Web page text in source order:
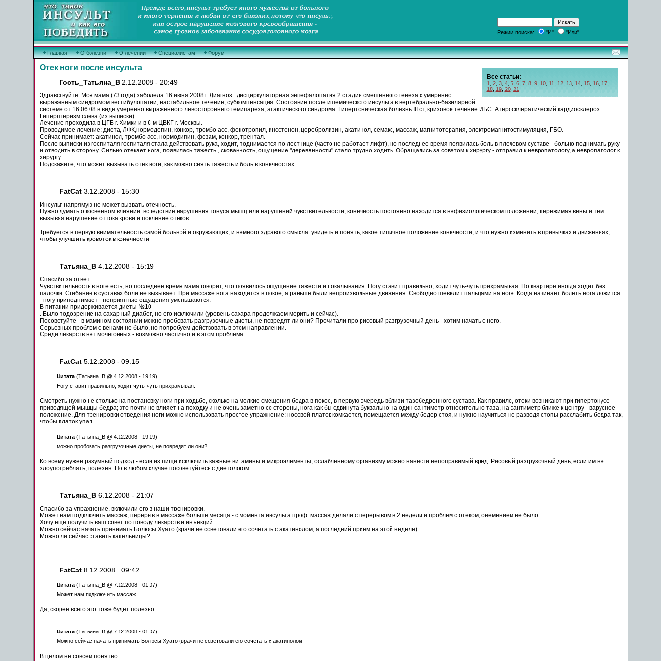
Режим поиска: "И" "Или"
Главная О болезни О лечении Специалистам Форум
Все статьи:
1 2, 3, 4, 5, 6, 7, 8, 9, 10, 11 12, 13, 14, 15, 16, 17,
18, 19, 20, 21
Отек ноги после инсульта
Гость_Татьяна_В2.12.2008 - 20:49
Здравствуйте. Моя мама (73 года) заболела 16 июня 2008 г. Диагноз : дисциркуляторная энцефалопатия 2 стадии смешенного генеза с умеренно
выраженным синдромом вестибулопатии, настабильное течение, субкомпенсация. Состояние после ишемического инсультав вертебрально-базилярной
системе от 16.06.08 в виде умеренно выраженного левостороннего гемипареза, атактического синдрома. Гипертоническая болезнь III ст, кризовое течение ИБС. Атеросклератический кардиосклероз.
Гиперптеризм слева.(из выписки)
Лечение проходила в ЦГБ г. Химки и в 6-м ЦВКГ г. Москвы.
Проводимое лечение: диета, ЛФК,нормодепин, конкор, тромбоасс, фенотропил, инсстенон, церебролизин, акатинол, семакс, массаж, магнитотерапия, электромагнитостимуляция, ГБО.
Сейчас принимает: акатинол, тромбоасс, нормодипин, фезам, конкор, трентал.
После выписки из госпиталя госпиталя сталадействовать рука, ходит, поднимается по лестнице (часто не работаетлифт), но последнее время появилась больв плечевом суставе - больно поднимать руку
и отводить в сторону. Сильно отекает нога, появилась тяжесть, скованность, ощущение "деревянности" стало трудно ходить. Обращались за советом к хирургу - отправил к невропатологу, а невропатолог к
хирургу.
Подскажите, что может вызывать отек ноги, как можно снять тяжестьи больв конечностях.
FatCat3.12.2008 - 15:30
Инсультнапрямую не можетвызвать отечность.
Нужно думать о косвенном влиянии: вследствие нарушения тонуса мышц или нарушений чувствительности, конечность постоянно находится в нефизиологическом положении, пережимая вены и тем
вызывая нарушение оттока крови и повление отеков.
Требуется в первую внимательность самой больной и окружающих, и немного здравого смысла: увидеть и понять, какое типичное положение конечности, и что нужно изменить в привычках и движениях,
чтобы улучшить кровоток в конечности.
Татьяна_В4.12.2008 - 15:19
Спасибо за ответ.
Чувствительность в ноге есть, но последнее время мама говорит, что появилось ощущение тяжести и покалывания. Ногу ставит правильно, ходит чуть-чуть прихрамывая. По квартире иногда ходит без
палочки. Сгибание в суставах боли не вызывает. При массаже нога находится в покое, а раньше были непроизвольные движения. Свободно шевелит пальцами на ноге. Когда начинает болеть нога ложится
- ногу приподнимает - неприятные ощущения уменьшаются.
В питании придерживается диеты №10
. Было подозрение на сахарный диабет, но его исключили (уровень сахара продолжаем мерить и сейчас).
Посоветуйте - в мамином состоянии можно пробовать разгрузочные диеты, не повредят ли они? Прочитали про рисовый разгрузочный день - хотим начать с него.
Серьезных проблем с венами не было, но попробуем действовать в этом направлении.
Среди лекарств нет мочегонных - возможно частично и в этом проблема.
FatCat5.12.2008 - 09:15
Цитата(Татьяна_В @ 4.12.2008 - 19:19)
Ногу ставит правильно, ходит чуть-чуть прихрамывая.
Смотреть нужно не столько на постановку ноги при ходьбе, сколько на мелкие смещения бедра в покое, в первую очередь вблизи тазобедренного сустава. Как правило, отеки возникают при гипертонусе
приводящей мышцы бедра; это почти не влияетна походку и не очень заметно со стороны, ногакак бы сдвинута буквально на один сантиметр относительно таза, на сантиметр ближе к центру - варусное
положение. Для тренировки отведения ноги можноиспользовать простое упражнение: носовой платок комкается, помещается между бедер стоя, и нужно научиться не разводя стопы расслабить бедра так,
чтобы платок упал.
Цитата(Татьяна_В @ 4.12.2008 - 19:19)
можно пробовать разгрузочные диеты, не повредят ли они?
Ко всему нужен разумный подход - если из пищи исключить важные витамины и микроэлементы, ослабленному организму можнонанести непоправимый вред. Рисовый разгрузочный день, если им не
злоупотреблять, полезен. Но в любом случае посоветуйтесь с диетологом.
Татьяна_В6.12.2008 - 21:07
Спасибо за упражнение, включили его в наши тренировки.
Может нам подключить массаж, перерыв в массаже больше месяца - с момента инсультапроф. массажделали с перерывом в 2 недели и проблем с отеком, онемением не было.
Хочу еще получить ваш совет по поводу лекарств и инъекций.
Можно сейчас начать приниматьБолюсы Хуато (врачи не советовали его сочетать с акатинолом, а последний приемна этой неделе).
Можно ли сейчас ставить капельницы?
FatCat8.12.2008 - 09:42
Цитата(Татьяна_В @ 7.12.2008 - 01:07)
Может нам подключить массаж
Да, скорее всего это тоже будет полезно.
Цитата(Татьяна_В @ 7.12.2008 - 01:07)
Можно сейчас начать приниматьБолюсы Хуато (врачи не советовали его сочетать с акатинолом
В целом не совсем понятно.